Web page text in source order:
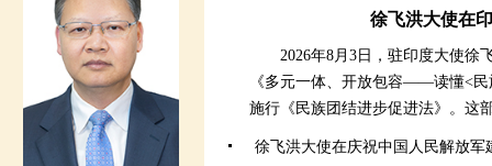
徐飞洪大使在
2026年8月3日，驻印度大使徐飞
《多元一体、开放包容——读懂<
施行《民族团结进步促进法》。这
徐飞洪大使在庆祝中国人民解放军